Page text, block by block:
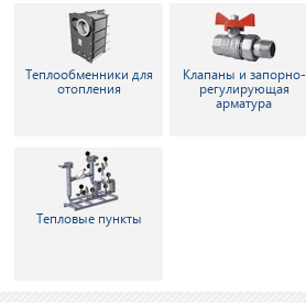
Теплообменники для
отопления
Клапаны и запорно-
регулирующая
арматура
Тепловые пункты